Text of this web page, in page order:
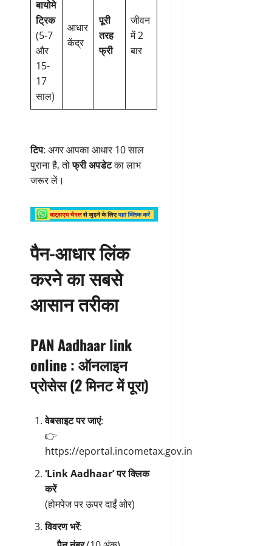
बायोमे
ट्रिक
(5-7
और
15-
17
साल)
आधार
केंद्र
पूरी
तरह
फ्री
जीवन
में 2
बार
टिप: अगर आपका आधार 10 साल
पुराना है, तोफ्री अपडेटका लाभ
जरूर लें।
पैन-आधार लिंक
करने का सबसे
आसान तरीका
PAN Aadhaar link
online:ऑनलाइन
प्रोसेस (2 मिनट में पूरा)
वेबसाइट पर जाएं:
👉
https://eportal.incometax.gov.in
‘Link Aadhaar’ पर क्लिक
करें
(होमपेज पर ऊपर दाईं ओर)
विवरण भरें: